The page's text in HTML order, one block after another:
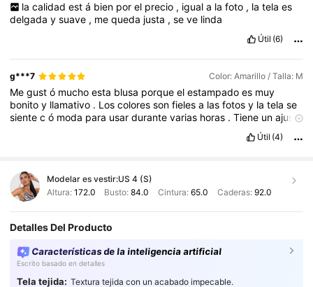
la calidad est á bien por el precio , igual a la foto , la tela es
delgadaysuave , mequeda justa ,seve linda
Útil (6)
g***7 Color: Amarillo / Talla: M
Megustó muchoesta blusa porqueelestampadoes muy
bonitoy llamativo . Loscoloressonfielesa lasfotosy latelase
sientecó moda para usardurantevarias horas .Tiene unajuste
pantalones
Útil (4)
Modelar es vestir:US 4 (S)
Altura: 172.0 Busto:84.0 Cintura: 65.0 Caderas: 92.0
Detalles Del Producto
Características de la inteligencia artificial
Escrito basado en detalles
Tela tejida: Textura tejida con un acabado impecable.